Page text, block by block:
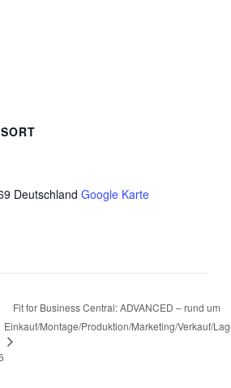
Deutschland Google Karte
Fit for Business Central: ADVANCED – rund um
Einkauf/Montage/Produktion/Marketing/Verkauf/